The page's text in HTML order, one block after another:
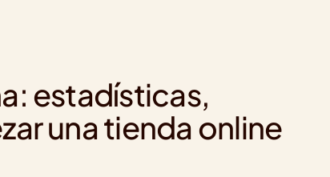
estadísticas,
una tienda online